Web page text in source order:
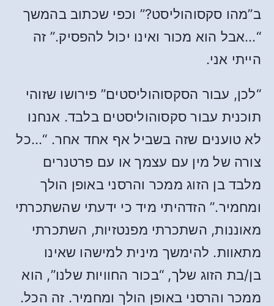
ב”מהו סקסוהוליסט?” וכפי שכתוב בהמשך
“…אבל הוא מכור ואינו יכול להפסיק.” זה
הייתי אני.
“לכן, עבור הסקסוהוליסטים” פירושו שזוהי
תוכנית עבור סקסוהוליסטים בלבד. אנחנו
לא טוענים שזה בשביל אף אחד אחר. “…כל
צורה של מין עם עצמך או עם פרטנרים
מלבד בן הזוג ממכר והרסני באופן הולך
ומחמיר.” הזדהיתי מיד כי ידעתי שהשתכרתי
מאוננות, השתכרתי מפנטזיות, השתכרתי
מתאוות. להימשך מינית למישהו שאינו
בן/בת הזוג שלך, “בכור החוויות שלנו”, הוא
ממכר והרסני באופן הולך ומחמיר. זה הכל.